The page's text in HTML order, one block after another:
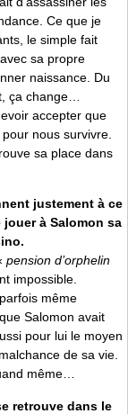
Ce que je
le simple fait
sa propre
naissance. Du
ça change…
accepter que
nous survivre.
sa place dans
justement à ce
à Salomon sa
pension d’orphelin
impossible.
même
Salomon avait
pour lui le moyen
de sa vie.
même…
retrouve dans le